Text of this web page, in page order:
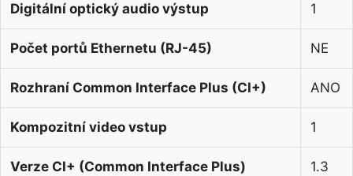
Digitální optický audio výstup 1
Počet portů Ethernetu (RJ-45) NE
Rozhraní Common Interface Plus (CI+) ANO
Kompozitní video vstup 1
Verze CI+ (Common Interface Plus) 1.3